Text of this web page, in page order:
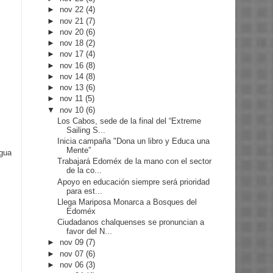
► nov 22(4)
► nov 21(7)
► nov 20(6)
► nov 18(2)
► nov 17(4)
► nov 16(8)
► nov 14(8)
► nov 13(6)
► nov 11(5)
▼ nov 10(6)
Los Cabos, sede de la final del “Extreme
Sailing S...
Inicia campaña "Dona un libro y Educa una
Mente”
Trabajará Edoméx de la mano con el sector
de la co...
Apoyo en educación siempre será prioridad
para est...
Llega Mariposa Monarca a Bosques del
Edoméx
Ciudadanos chalquenses se pronuncian a
favor del N...
► nov 09(7)
► nov 07(6)
► nov 06(3)